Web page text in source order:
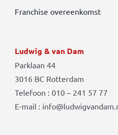
Franchise overeenkomst
Ludwig & van Dam
Parklaan 44
3016 BC Rotterdam
Telefoon : 010 – 241 57 77
E-mail :